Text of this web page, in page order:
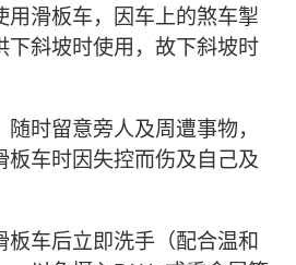
用滑板车，因车上的煞车掣
下斜坡时使用，故下斜坡时
时留意旁人及周遭事物，
板车时因失控而伤及自己及
板车后立即洗手（配合温和